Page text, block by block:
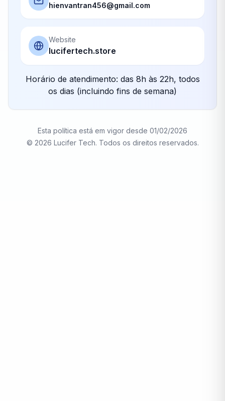
hienvantran456@gmail.com
Website
lucifertech.store
Horário de atendimento: das 8h às 22h, todos
os dias (incluindo fins de semana)
Esta política está em vigor desde 01/02/2026
© 2026 Lucifer Tech. Todos os direitos reservados.